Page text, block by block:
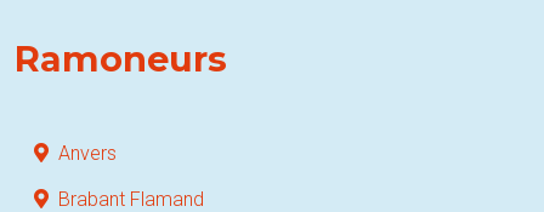
Ramoneurs
Anvers
Brabant Flamand